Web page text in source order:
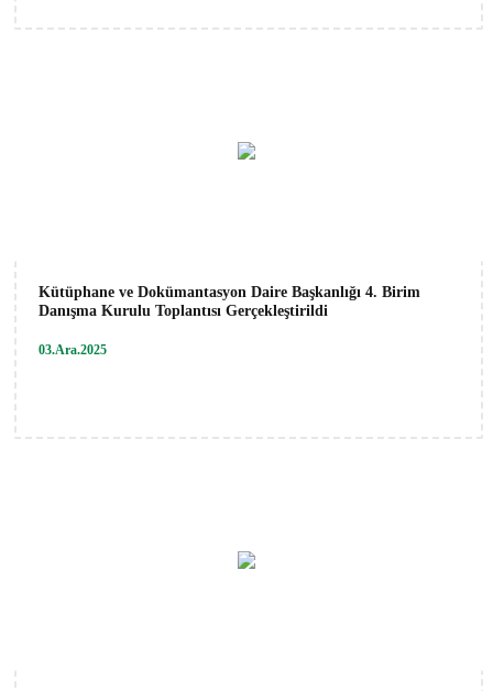
Kütüphane ve Dokümantasyon Daire Başkanlığı 4. Birim
Danışma Kurulu Toplantısı Gerçekleştirildi
03.Ara.2025